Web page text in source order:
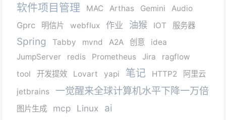
软件项目管理 MAC Arthas Gemini Audio
Gprc 明信片 webflux 作业 油猴 IOT 服务器
Spring Tabby mvnd A2A 创意
idea
JumpServer
redis Prometheus Jira
ragflow
tool
开发提效 Lovart yapi 笔记 HTTP2
阿里云
jetbrains
一觉醒来全球计算机水平下降一万倍
图片生成 mcp Linux ai